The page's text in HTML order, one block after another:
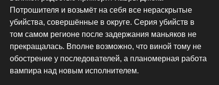
Потрошителя и возьмёт на себя все нераскрытые
убийства, совершённые в округе. Серия убийств в
том самом регионе после задержания маньяков не
прекращалась. Вполне возможно, что виной тому не
обострение у последователей, а планомерная работа
вампира над новым исполнителем.